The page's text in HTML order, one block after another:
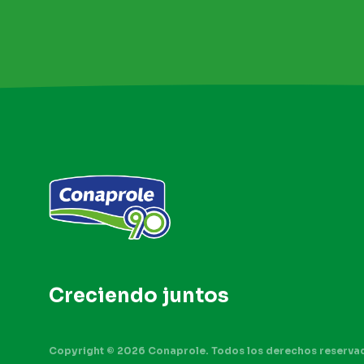
Creciendo juntos
Copyright © 2026 Conaprole. Todos los derechos